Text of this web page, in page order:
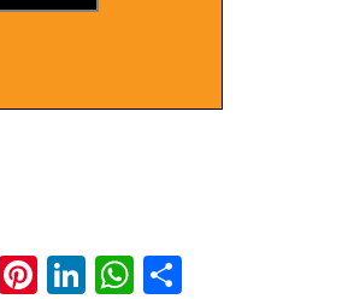
Twitter
Pinterest
LinkedIn
WhatsApp